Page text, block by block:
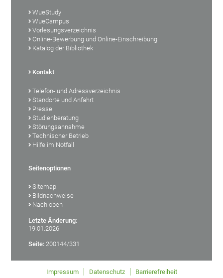
WueStudy
WueCampus
Vorlesungsverzeichnis
Online-Bewerbung und Online-Einschreibung
Katalog der Bibliothek
Kontakt
Telefon- und Adressverzeichnis
Standorte und Anfahrt
Presse
Studienberatung
Störungsannahme
Technischer Betrieb
Hilfe im Notfall
Seitenoptionen
Sitemap
Bildnachweise
Nach oben
Letzte Änderung:
19.01.2026
Seite: 200144/331
Impressum Datenschutz Barrierefreiheit